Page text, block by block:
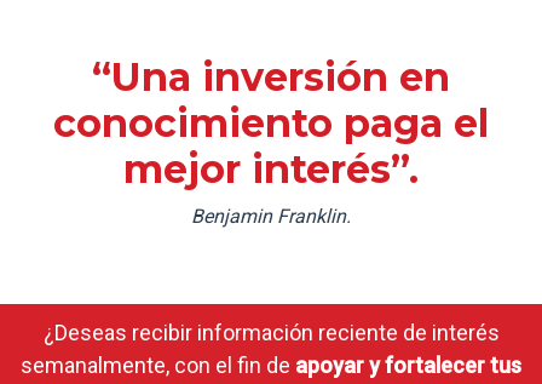
“Una inversión en
conocimiento paga el
mejor interés”.
Benjamin Franklin.
¿Deseas recibir información reciente de interés
semanalmente, con el fin de apoyar y fortalecer tus